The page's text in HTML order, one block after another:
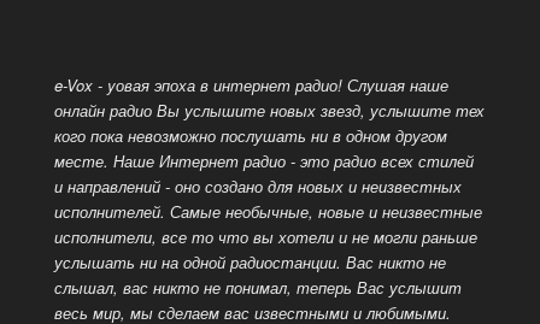
e-Vox - yовая эпоха в интернет радио! Слушая наше
онлайн радио Вы услышите новых звезд, услышите тех
кого пока невозможно послушать ни в одном другом
месте. Наше Интернет радио - это радио всех стилей
и направлений - оно создано для новых и неизвестных
исполнителей. Самые необычные, новые и неизвестные
исполнители, все то что вы хотели и не могли раньше
услышать ни на одной радиостанции. Вас никто не
слышал, вас никто не понимал, теперь Вас услышит
весь мир, мы сделаем вас известными и любимыми.